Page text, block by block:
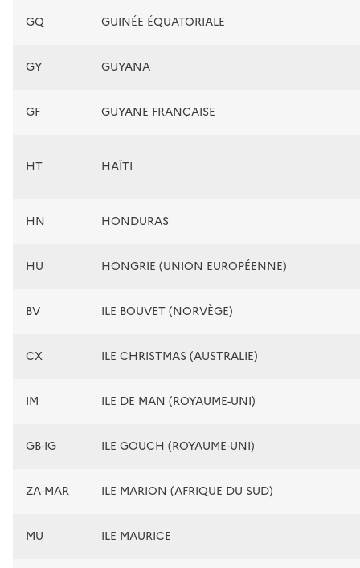
GQ GUINÉE ÉQUATORIALE
GY GUYANA
GF GUYANE FRANÇAISE
HT HAÏTI
HN HONDURAS
HU HONGRIE (UNION EUROPÉENNE)
BV ILE BOUVET (NORVÈGE)
CX ILE CHRISTMAS (AUSTRALIE)
IM ILE DE MAN (ROYAUME-UNI)
GB-IG ILE GOUCH (ROYAUME-UNI)
ZA-MAR ILE MARION (AFRIQUE DU SUD)
MU ILE MAURICE